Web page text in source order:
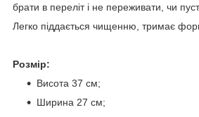
брати в переліт і не переживати, чи
Легко піддається чищенню, тримає
Розмір:
Висота 37 см;
Ширина 27 см;